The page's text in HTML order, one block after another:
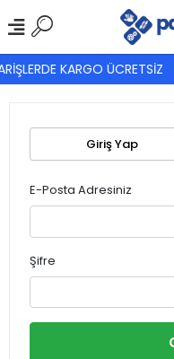
KARGO ÜCRETSİZ
Giriş Yap
E-Posta Adresiniz
Şifre